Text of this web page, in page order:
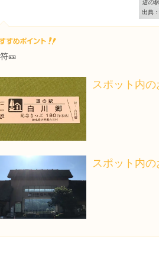
出典：
🎫
スポット内
スポット内